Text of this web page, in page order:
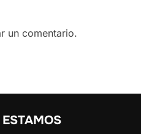
un comentario.